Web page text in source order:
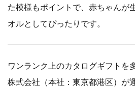
た模様もポイントで、赤ちゃんが
オルとしてぴったりです。
ワンランク上のカタログギフトを
株式会社（本社：東京都港区）が